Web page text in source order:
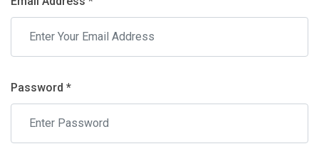
Password *